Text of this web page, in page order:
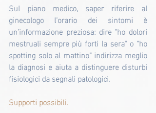
Sul piano medico, saper riferire al
ginecologo l’orario dei sintomi è
un’informazione preziosa: dire “ho dolori
mestruali sempre più forti la sera” o “ho
spotting solo al mattino” indirizza meglio
la diagnosi e aiuta a distinguere disturbi
fisiologici da segnali patologici.
Supporti possibili.